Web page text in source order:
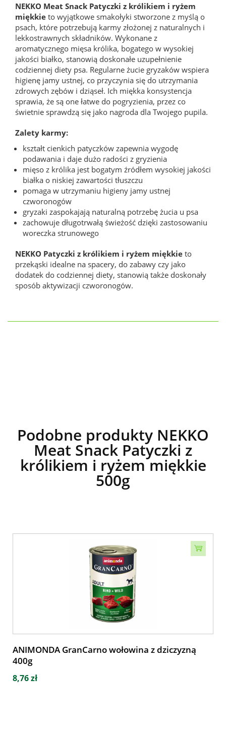
NEKKO Meat Snack Patyczki z królikiem i ryżem
miękkie to wyjątkowe smakołyki stworzone z myślą o
psach, które potrzebują karmy złożonej z naturalnych i
lekkostrawnych składników. Wykonane z
aromatycznego mięsa królika, bogatego w wysokiej
jakości białko, stanowią doskonałe uzupełnienie
codziennej diety psa. Regularne żucie gryzaków wspiera
higienę jamy ustnej, co przyczynia się do utrzymania
zdrowych zębów i dziąseł. Ich miękka konsystencja
sprawia, że są one łatwe do pogryzienia, przez co
świetnie sprawdzą się jako nagroda dla Twojego pupila.
Zalety karmy:
kształt cienkich patyczków zapewnia wygodę
podawania i daje dużo radości z gryzienia
mięso z królika jest bogatym źródłem wysokiej jakości
białka o niskiej zawartości tłuszczu
pomaga w utrzymaniu higieny jamy ustnej
czworonogów
gryzaki zaspokajają naturalną potrzebę żucia u psa
zachowuje długotrwałą świeżość dzięki zastosowaniu
woreczka strunowego
NEKKO Patyczki z królikiem i ryżem miękkie to
przekąski idealne na spacery, do zabawy czy jako
dodatek do codziennej diety, stanowią także doskonały
sposób aktywizacji czworonogów.
Podobne produkty NEKKO
Meat Snack Patyczki z
królikiem i ryżem miękkie
500g
ANIMONDA GranCarno wołowina z dziczyzną
400g
8,76 zł